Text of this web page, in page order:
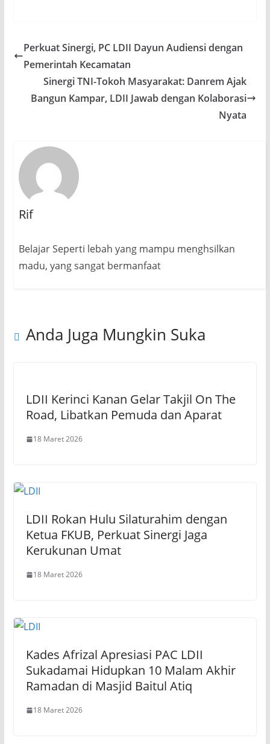
Perkuat Sinergi, PC LDII Dayun Audiensi dengan
Pemerintah Kecamatan
Sinergi TNI-Tokoh Masyarakat: Danrem Ajak
Bangun Kampar, LDII Jawab dengan Kolaborasi
Nyata
Rif
Belajar Seperti lebah yang mampu menghsilkan
madu, yang sangat bermanfaat
Anda Juga Mungkin Suka
LDII Kerinci Kanan Gelar Takjil On The
Road, Libatkan Pemuda dan Aparat
18 Maret 2026
LDII Rokan Hulu Silaturahim dengan
Ketua FKUB, Perkuat Sinergi Jaga
Kerukunan Umat
18 Maret 2026
Kades Afrizal Apresiasi PAC LDII
Sukadamai Hidupkan 10 Malam Akhir
Ramadan di Masjid Baitul Atiq
18 Maret 2026